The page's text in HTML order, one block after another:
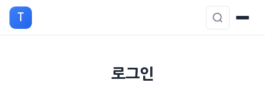
T
로그인